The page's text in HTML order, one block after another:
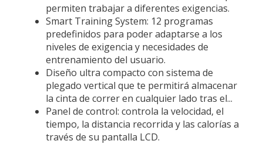
permiten trabajar a diferentes exigencias.
Smart Training System: 12 programas
predefinidos para poder adaptarse a los
niveles de exigencia y necesidades de
entrenamiento del usuario.
Diseño ultra compacto con sistema de
plegado vertical que te permitirá almacenar
la cinta de correr en cualquier lado tras el...
Panel de control: controla la velocidad, el
tiempo, la distancia recorrida y las calorías a
través de su pantalla LCD.